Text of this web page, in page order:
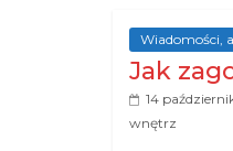
Wiadomości,
Jak
14
wnętrz